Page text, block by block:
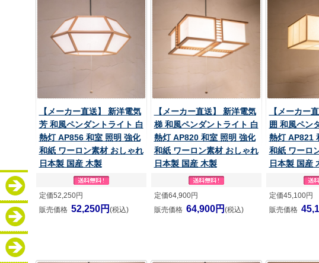
【メーカー直送】 新洋電気
芳 和風ペンダントライト 白
熱灯 AP856 和室 照明 強化
和紙 ワーロン素材 おしゃれ
日本製 国産 木製
定価52,250円
販売価格 52,250円 (税込)
【メーカー直送】 新洋電気
梯 和風ペンダントライト 白
熱灯 AP820 和室 照明 強化
和紙 ワーロン素材 おしゃれ
日本製 国産 木製
定価64,900円
販売価格 64,900円 (税込)
【メーカー
囲 和風ペン
熱灯 AP821
和紙 ワーロ
日本製 国産
定価45,100円
販売価格